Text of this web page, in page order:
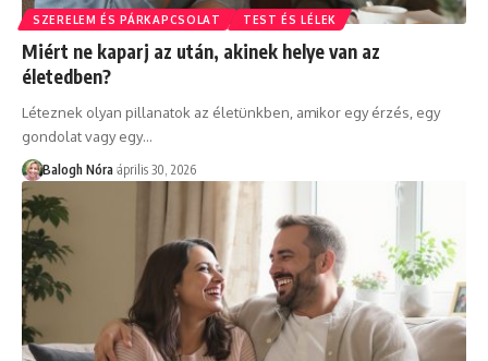
SZERELEM ÉS PÁRKAPCSOLAT TEST ÉS LÉLEK
Miért ne kaparj az után, akinek helye van az
életedben?
Léteznek olyan pillanatok az életünkben, amikor egy érzés, egy
gondolat vagy egy…
Balogh Nóra április 30, 2026